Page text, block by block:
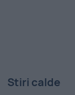
Stiri calde